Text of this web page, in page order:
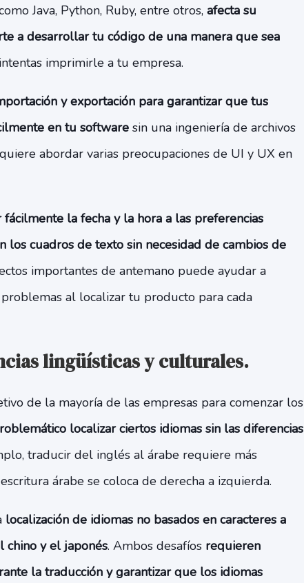
Java, Python, Ruby, entre otros, afecta su
a desarrollar tu código de una manera que sea
imprimirle a tu empresa.
y exportación para garantizar que tus
en tu softwaresin una ingeniería de archivos
abordar varias preocupaciones de UI y UX en
fácilmente la fecha y la hora a las preferencias
los cuadros de texto sin necesidad de cambios de
importantes de antemano puede ayudar a
al localizar tu producto para cada
lingüísticas y culturales.
de la mayoría de las empresas para comenzar los
localizar ciertos idiomas sin las diferencias
traducir del inglés al árabe requiere más
árabe se coloca de derecha a izquierda.
localización de idiomas no basados ​​en caracteres a
chino y el japonés. Ambos desafíos requieren
la traducción y garantizar que los idiomas